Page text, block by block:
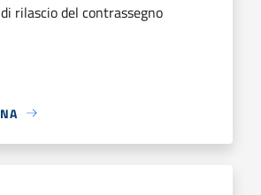
rilascio del contrassegno